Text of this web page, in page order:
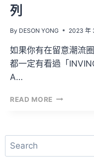
列
By DESON YONG 2023 年
如果你有在留意潮流
都一定有看過「
A…
READ MORE 由
名
貨
搜
尋